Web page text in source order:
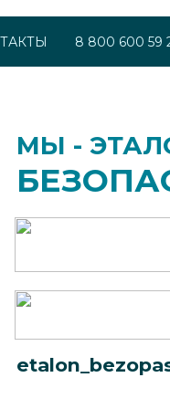
8 800 600 59
МЫ -